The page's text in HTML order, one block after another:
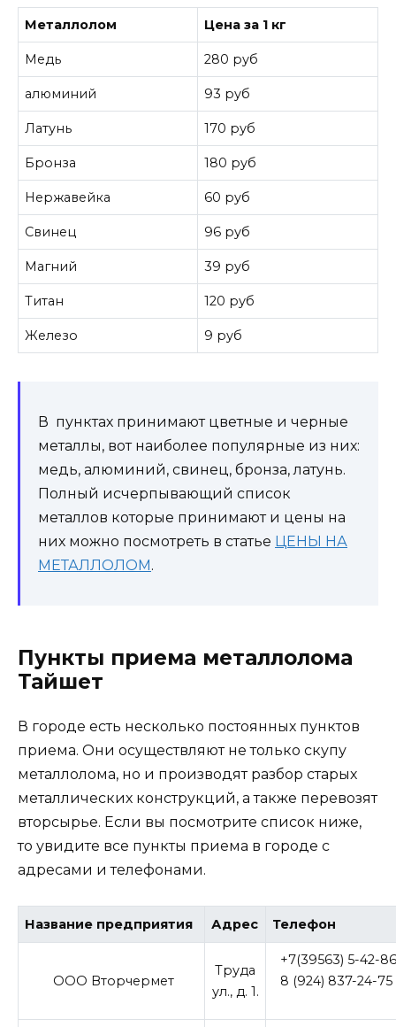
Металлолом Цена за 1 кг
Медь 280 руб
алюминий 93 руб
Латунь 170 руб
Бронза 180 руб
Нержавейка 60 руб
Свинец 96 руб
Магний 39 руб
Титан 120 руб
Железо 9 руб
В пунктах принимают цветные и черные
металлы, вот наиболее популярные из них:
медь, алюминий, свинец, бронза, латунь.
Полный исчерпывающий список
металлов которые принимают и цены на
них можно посмотреть в статье ЦЕНЫ НА
МЕТАЛЛОЛОМ.
Пункты приема металлолома
Тайшет
В городе есть несколько постоянных пунктов
приема. Они осуществляют не только скупу
металлолома, но и производят разбор старых
металлических конструкций, а также перевозят
вторсырье. Если вы посмотрите список ниже,
то увидите все пункты приема в городе с
адресами и телефонами.
Название предприятия Адрес Телефон
ООО Вторчермет
Труда
ул., д. 1.
+7(39563) 5-42-86
8 (924) 837-24-75